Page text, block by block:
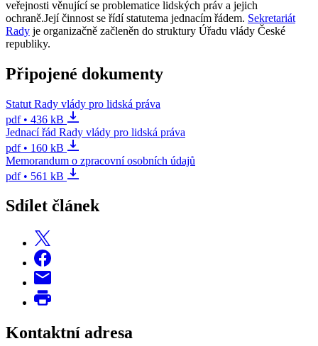
veřejnosti věnující se problematice lidských práv a jejich
ochraně.Její činnost se řídí statutema jednacím řádem. Sekretariát
Rady je organizačně začleněn do struktury Úřadu vlády České
republiky.
Připojené dokumenty
Statut Rady vlády pro lidská práva
pdf • 436 kB
Jednací řád Rady vlády pro lidská práva
pdf • 160 kB
Memorandum o zpracovní osobních údajů
pdf • 561 kB
Sdílet článek
Kontaktní adresa